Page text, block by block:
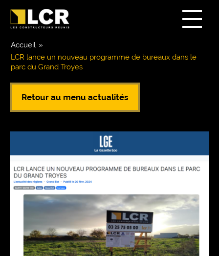
Accueil »
LCR lance un nouveau programme de bureaux dans le
parc du Grand Troyes
Retour au menu actualités